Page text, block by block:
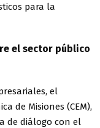
para la
el sector público
el
de Misiones (CEM),
de diálogo con el